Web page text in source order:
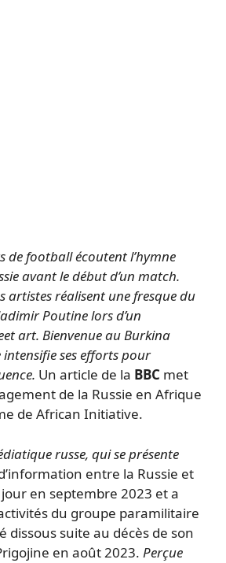
de football écoutent l’hymne
avant le début d’un match.
artistes réalisent une fresque du
Poutine lors d’un
art. Bienvenue au Burkina
intensifie ses efforts pour
Un article de la BBC met
de la Russie en Afrique
de African Initiative.
russe, qui se présente
entre la Russie et
en septembre 2023 et a
du groupe paramilitaire
dissous suite au décès de son
en août 2023. Perçue